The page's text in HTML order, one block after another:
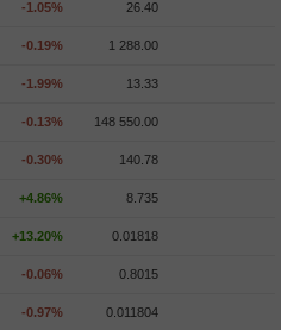
-1.05% 26.40
-0.19% 1 288.00
-1.99% 13.33
-0.13% 148 550.00
-0.30% 140.78
+4.86% 8.735
+13.20% 0.01818
-0.06% 0.8015
-0.97% 0.011804